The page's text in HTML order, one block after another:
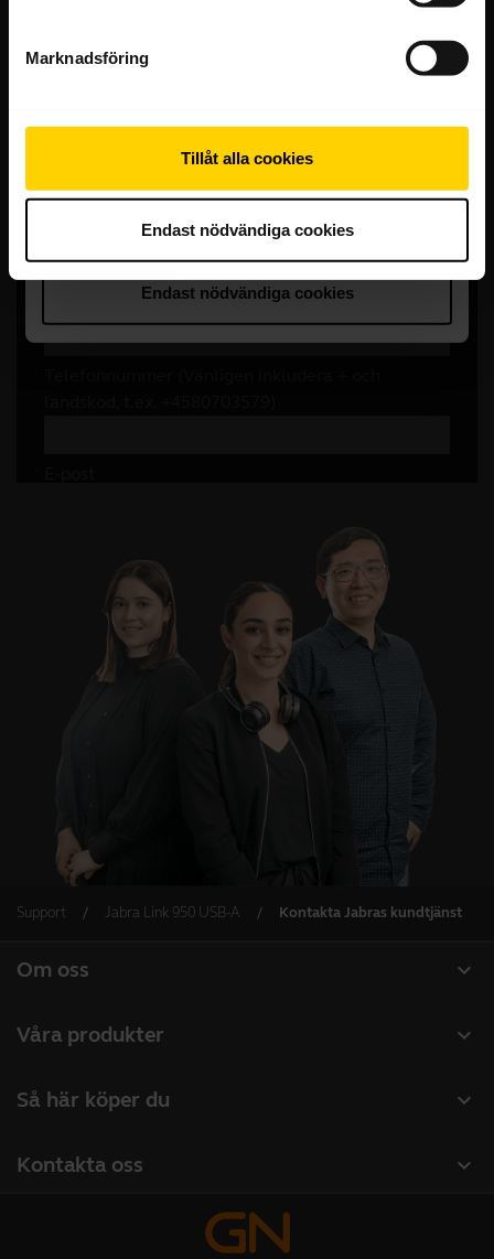
Marknadsföring
Tillåt alla cookies
Endast nödvändiga cookies
Support Jabra Link 950 USB-A Kontakta Jabras kundtjänst
expand_more
Om oss
Hållbarhet
expand_more
Våra produkter
Konferenskameror
expand_more
Så här köper du
expand_more
Kontakta oss